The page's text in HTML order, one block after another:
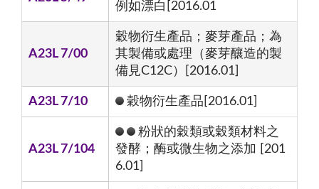
例如漂白[2016.01
A23L 7/00
穀物衍生產品；麥芽產品；為
其製備或處理（麥芽釀造的製
備見C12C）[2016.01]
A23L 7/10 穀物衍生產品[2016.01]
A23L 7/104
粉狀的穀類或穀類材料之
發酵；酶或微生物之添加 [201
6.01]